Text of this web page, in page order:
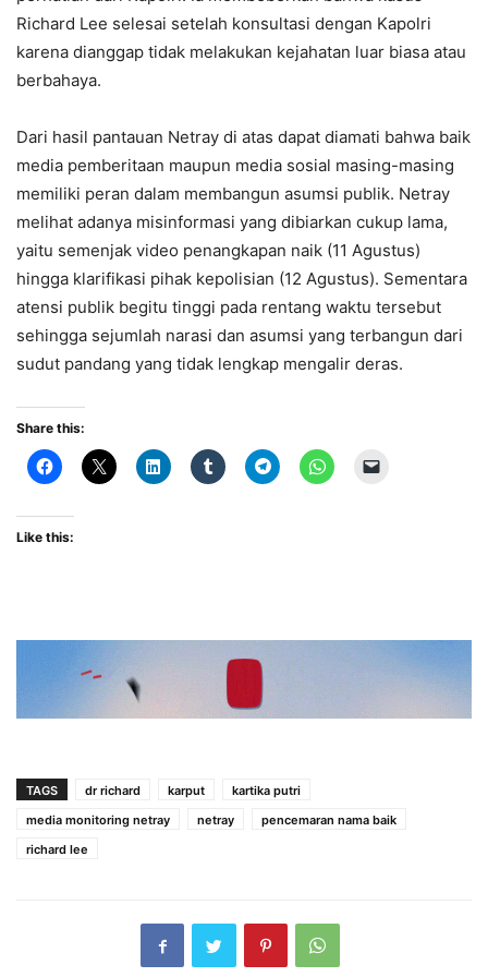
Richard Lee selesai setelah konsultasi dengan Kapolri
karena dianggap tidak melakukan kejahatan luar biasa atau
berbahaya.
Dari hasil pantauan Netray di atas dapat diamati bahwa baik
media pemberitaan maupun media sosial masing-masing
memiliki peran dalam membangun asumsi publik. Netray
melihat adanya misinformasi yang dibiarkan cukup lama,
yaitu semenjak video penangkapan naik (11 Agustus)
hingga klarifikasi pihak kepolisian (12 Agustus). Sementara
atensi publik begitu tinggi pada rentang waktu tersebut
sehingga sejumlah narasi dan asumsi yang terbangun dari
sudut pandang yang tidak lengkap mengalir deras.
Share this:
Like this:
TAGS dr richard karput
kartika putri
media monitoring netray
netray
pencemaran nama baik
richard lee